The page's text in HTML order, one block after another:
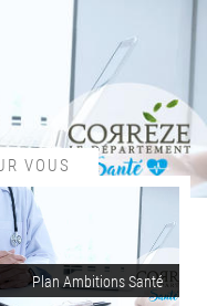
VOUS
Plan Ambitions Santé